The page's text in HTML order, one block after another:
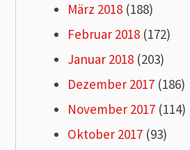
März 2018 (188)
Februar 2018 (172)
Januar 2018 (203)
Dezember 2017 (186)
November 2017 (114)
Oktober 2017 (93)